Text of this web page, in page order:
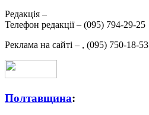
Редакція –
Телефон редакції – (095) 794-29-25
Реклама на сайті – , (095) 750-18-53
Полтавщина: